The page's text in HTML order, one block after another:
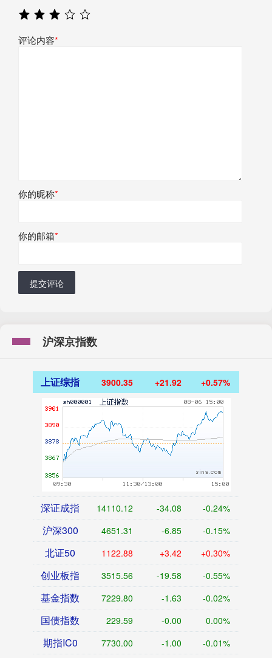
评论内容*
你的昵称*
你的邮箱*
提交评论
沪深京指数
上证综指 3900.35 +21.92 +0.57%
深证成指 14110.12 -34.08 -0.24%
沪深300 4651.31 -6.85 -0.15%
北证50 1122.88 +3.42 +0.30%
创业板指 3515.56 -19.58 -0.55%
基金指数 7229.80 -1.63 -0.02%
国债指数 229.59 -0.00 0.00%
期指IC0 7730.00 -1.00 -0.01%